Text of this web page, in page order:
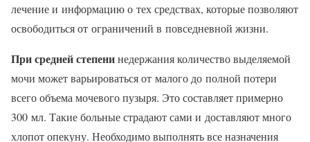
лечение и информацию о тех средствах, которые позволяют
освободиться от ограничений в повседневной жизни.
При средней степенинедержания количество выделяемой
мочи может варьироваться от малого до полной потери
всего объема мочевого пузыря. Это составляет примерно
300 мл. Такие больные страдают сами и доставляют много
хлопот опекуну. Необходимо выполнять все назначения